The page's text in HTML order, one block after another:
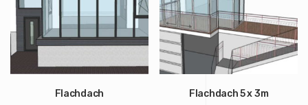
Flachdach
Flachdach 5 x 3m